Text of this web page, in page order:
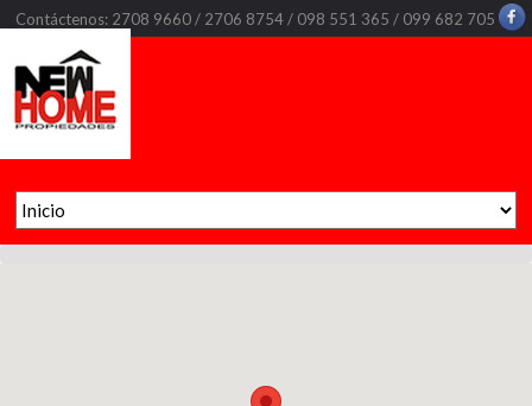
Contáctenos: 2708 9660 / 2706 8754 / 098 551 365 / 099 682 705